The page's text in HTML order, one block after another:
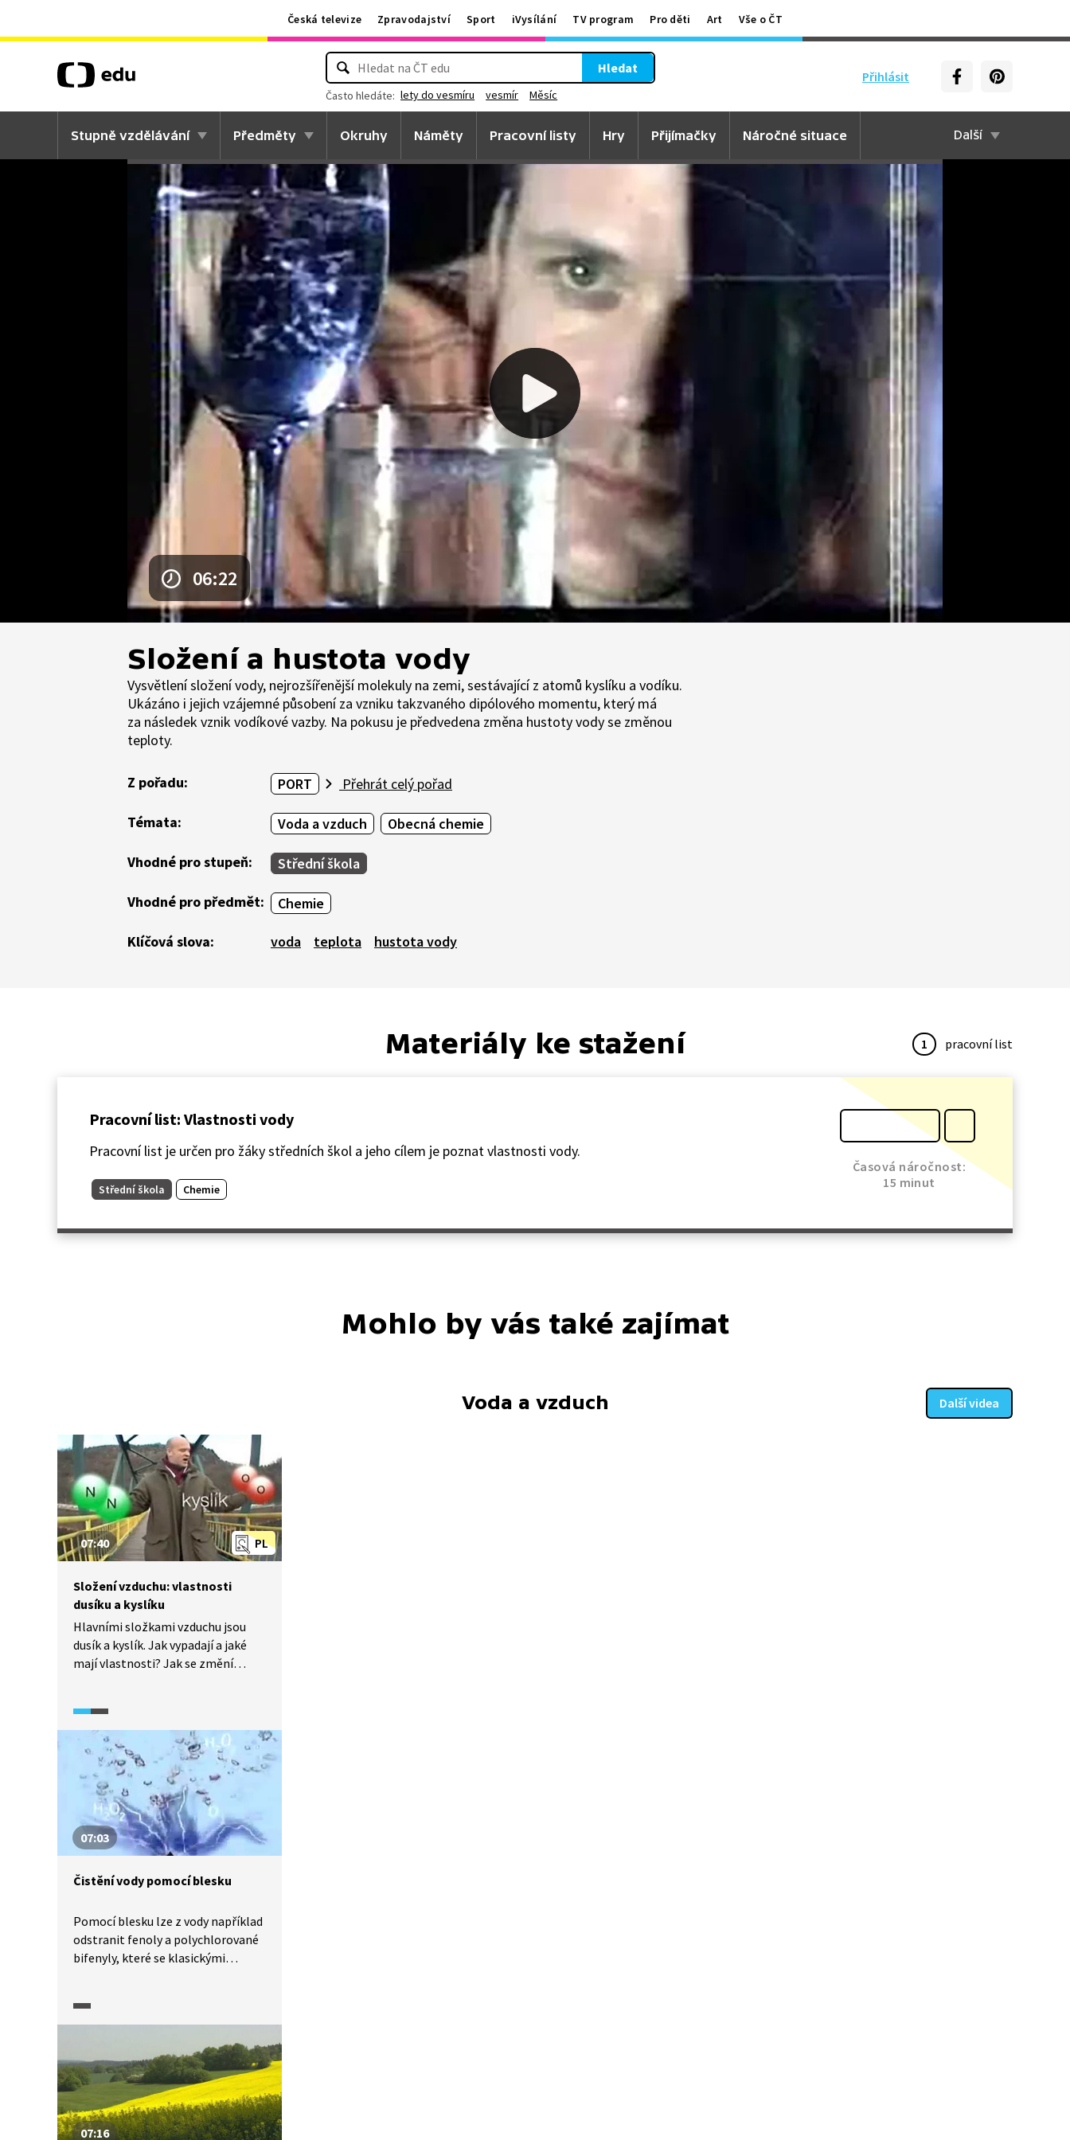
Česká televize Zpravodajství Sport iVysílání TV program Pro děti Art Vše o ČT
Přihlásit
Hledat
Často hledáte: lety do vesmíru vesmír Měsíc
Stupně vzdělávání Předměty Okruhy Náměty Pracovní listy Hry Přijímačky Náročné situace Další
06:22
Složení a hustota vody
Vysvětlení složení vody, nejrozšířenější molekuly na zemi, sestávající z atomů kyslíku a vodíku.
Ukázáno i jejich vzájemné působení za vzniku takzvaného dipólového momentu, který má
za následek vznik vodíkové vazby. Na pokusu je předvedena změna hustoty vody se změnou
teploty.
Z pořadu: PORT Přehrát celý pořad
Témata: Voda a vzduch Obecná chemie
Vhodné pro stupeň: Střední škola
Vhodné pro předmět: Chemie
Klíčová slova: voda teplota hustota vody
Materiály ke stažení 1 pracovní list
Pracovní list: Vlastnosti vody
Pracovní list je určen pro žáky středních škol a jeho cílem je poznat vlastnosti vody.
Střední škola Chemie
Časová náročnost:
15 minut
Mohlo by vás také zajímat
Voda a vzduch Další videa
PL
07:40
Složení vzduchu: vlastnosti
dusíku a kyslíku
Hlavními složkami vzduchu jsou
dusík a kyslík. Jak vypadají a jaké
mají vlastnosti? Jak se změní
cigareta namočená v kapalném
kyslíku?
07:03
Čistění vody pomocí blesku
Pomocí blesku lze z vody například
odstranit fenoly a polychlorované
bifenyly, které se klasickými
voda protéká válcovým reaktorem,
elektroda. Připojením napětí
na elektrodu vznikají tisíce malých
blesků. Plamenný výboj při šíření
vodním prostředím vytváří peroxid
vodíku a ozon, ty napadají
07:16